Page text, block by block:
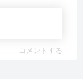
コメントする